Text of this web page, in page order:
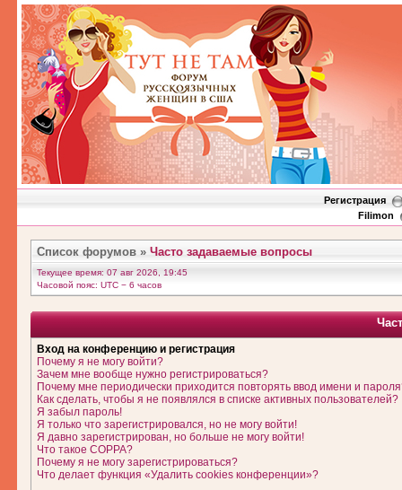
Регистрация
Filimon
Список форумов » Часто задаваемые вопросы
Текущее время: 07 авг 2026, 19:45
Часовой пояс: UTC − 6 часов
Вход на конференцию и регистрация
Почему я не могу войти?
Зачем мне вообще нужно регистрироваться?
Почему мне периодически приходится повторять ввод имени и
Как сделать, чтобы я не появлялся в списке активных пользователей?
Я забыл пароль!
Я только что зарегистрировался, но не могу войти!
Я давно зарегистрирован, но больше не могу войти!
Что такое COPPA?
Почему я не могу зарегистрироваться?
Что делает функция «Удалить cookies конференции»?